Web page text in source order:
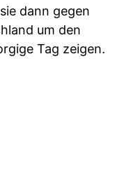
dann gegen
um den
Tag zeigen.